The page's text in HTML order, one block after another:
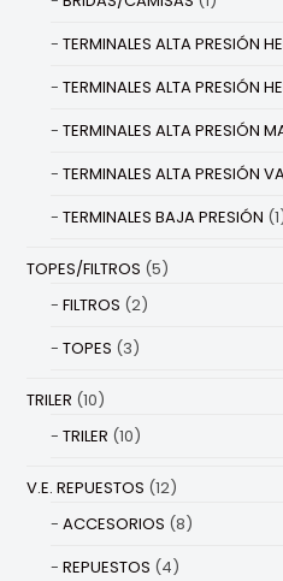
TERMINALES ALTA PRESIÓN
TERMINALES ALTA PRESIÓN
TERMINALES ALTA PRESIÓN
TERMINALES ALTA PRESIÓN
TERMINALES BAJA PRESIÓN
TOPES/FILTROS (5)
FILTROS (2)
TOPES (3)
TRILER (10)
TRILER (10)
V.E. REPUESTOS (12)
ACCESORIOS (8)
REPUESTOS (4)